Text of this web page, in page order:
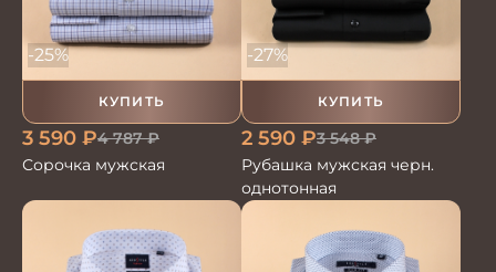
КУПИТЬ
-25%
3 590 ₽4 787₽
Сорочка мужская
КУПИТЬ
-27%
2 590 ₽3 548₽
Рубашка мужская черн.
однотонная